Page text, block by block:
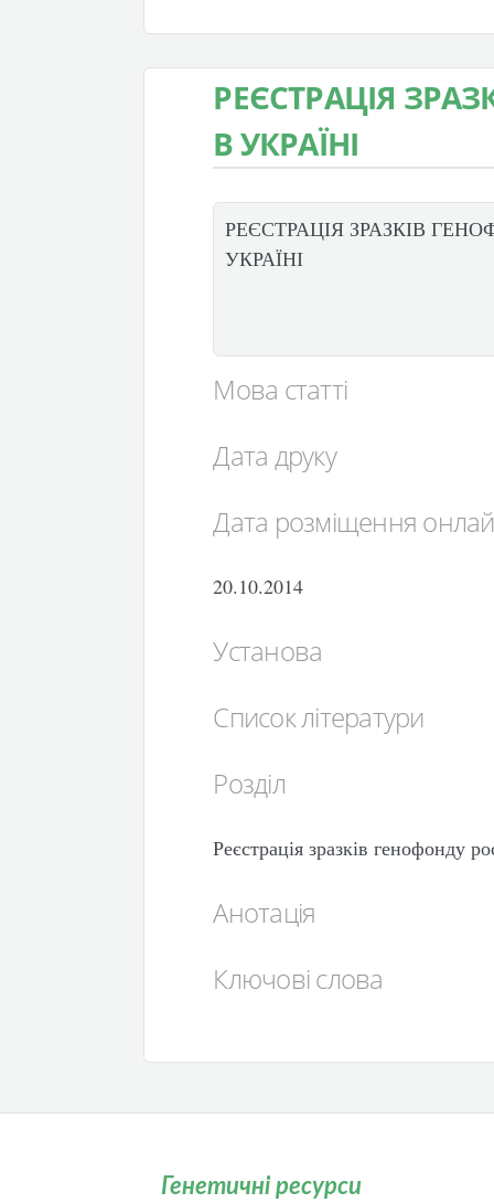
РЕЄСТРАЦІЯ
В УКРАЇНІ
РЕЄСТРАЦІЯ ЗРАЗКІВ
УКРАЇНІ
Мова статті
Дата друку
Дата розміщення
20.10.2014
Установа
Список літератури
Розділ
Реєстрація зразків генофонду
Анотація
Ключові слова
Генетичні ресурси